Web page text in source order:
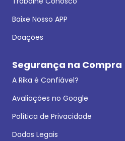
Baixe Nosso APP
Doações
Segurança na Compra
A Rika é Confiável?
Avaliações no Google
Política de Privacidade
Dados Legais